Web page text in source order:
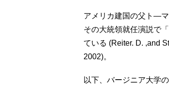
アメリカ建国の父ト―マ
その大統領就任演説で
ている (Reiter. D. ,and
2002)。
以下、バージニア大学